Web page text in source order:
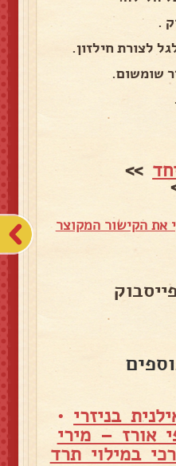
.
לצורת חילזון.
שומשום.
>>
את הקישור המקוצר
בניזרי •
אורז – מירי
במילוי תרד